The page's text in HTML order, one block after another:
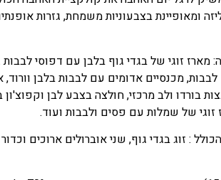
ומאופיינת בצבעוניות משמחת, גזרות
מכנסיים אדומים עם לבבות בלבן
זוגי של שמלות עם פסים ולבבות ועוד.
: זוג בגדי גוף, שני אוברולים ארוכים